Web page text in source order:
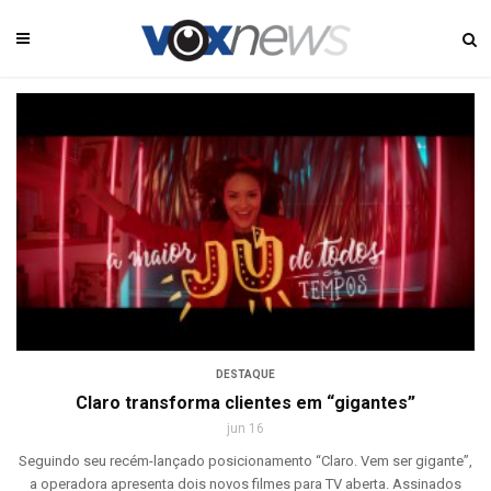
DESTAQUE
Claro transforma clientes em “gigantes”
jun 16
Seguindo seu recém-lançado posicionamento “Claro. Vem ser gigante”,
a operadora apresenta dois novos filmes para TV aberta. Assinados